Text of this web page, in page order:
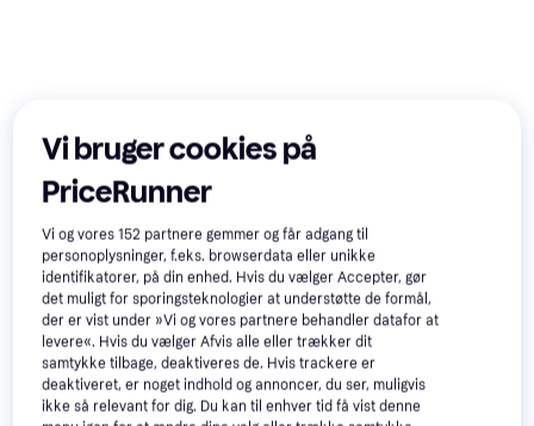
Sony Playstation 5
DualSense Edge
Wireless Controller -
4.4
Trådløs Gamepad til PC, iOS,
Windows
1.099 kr.1.439 kr.
9+ butikker
Trådløs Øvrig controller til Android,
Mac
479 kr.
Ikke på lager
200+ 500+
Vi bruger cookies på
PriceRunner
Vi og vores152 partnere gemmer og får adgang til
personoplysninger, f.eks. browserdata eller unikke
identifikatorer, på din enhed. Hvis du vælger Accepter, gør
det muligt for sporingsteknologier at understøtte de formål,
der er vist under »Vi og vores partnere behandler datafor at
levere«. Hvis du vælger Afvis alle eller trækker dit
samtykke tilbage, deaktiveres de. Hvis trackere er
deaktiveret, er noget indhold og annoncer, du ser, muligvis
ikke så relevant for dig. Du kan til enhver tid få vist denne